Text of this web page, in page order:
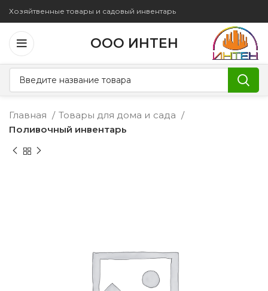
Хозяйтвенные товары и садовый инвентарь
ООО ИНТЕН
Главная
Товары для дома и сада
Поливочный инвентарь